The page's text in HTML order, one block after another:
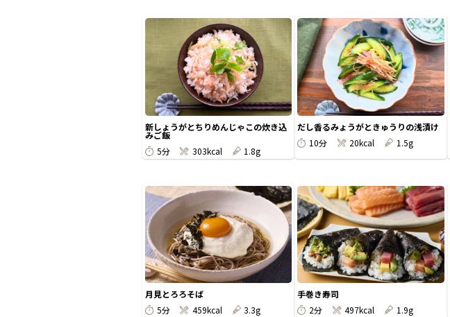
新しょうがとちりめんじゃこの炊き込
みご飯
5分
303kcal 1.8g
だし香るみょうがときゅうりの浅漬け
10分
20kcal 1.5g
月見とろろそば
5分
459kcal 3.3g
手巻き寿司
2分
497kcal 1.9g